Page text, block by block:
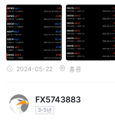
2024-05-22 홍콩
FX5743883
3-5년